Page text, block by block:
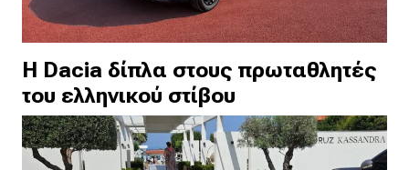
H Dacia δίπλα στους πρωταθλητές
του ελληνικού στίβου